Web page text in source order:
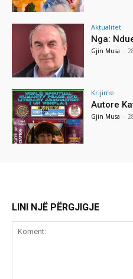
Aktualitet
Nga:
Gjin Musa -
Krijime
Autore
Gjin Musa -
LINI NJË PËRGJIGJE